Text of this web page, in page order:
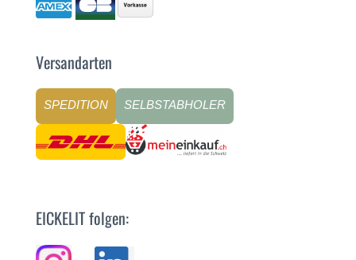
Versandarten
SPEDITION SELBSTABHOLER
EICKELIT folgen: